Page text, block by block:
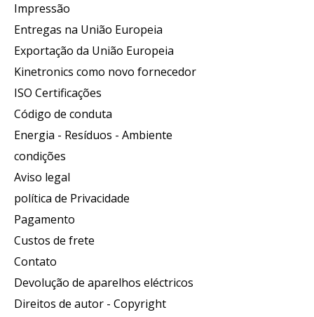
Impressão
Entregas na União Europeia
Exportação da União Europeia
Kinetronics como novo fornecedor
ISO Certificações
Código de conduta
Energia - Resíduos - Ambiente
condições
Aviso legal
política de Privacidade
Pagamento
Custos de frete
Contato
Devolução de aparelhos eléctricos
Direitos de autor - Copyright